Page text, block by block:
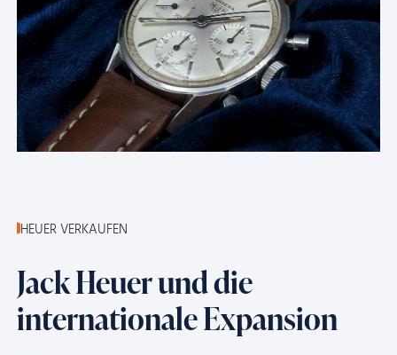
HEUER VERKAUFEN
Jack Heuer und die
internationale Expansion